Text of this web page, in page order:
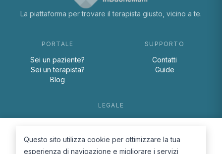
La piattaforma per trovare il terapista giusto, vicino a te.
PORTALE
Sei un paziente?
Sei un terapista?
Blog
SUPPORTO
Contatti
Guide
LEGALE
Cookie Policy
Questo sito utilizza cookie per ottimizzare la tua
esperienza di navigazione e migliorare i servizi